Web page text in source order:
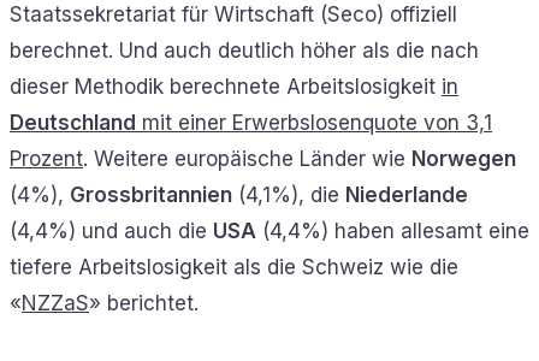
Staatssekretariat für Wirtschaft (Seco) offiziell
berechnet. Und auch deutlich höher als die nach
dieser Methodik berechnete Arbeitslosigkeit in
Deutschland mit einer Erwerbslosenquote von 3,1
Prozent. Weitere europäische Länder wie Norwegen
(4%), Grossbritannien (4,1%), die Niederlande
(4,4%) und auch die USA (4,4%) haben allesamt eine
tiefere Arbeitslosigkeit als die Schweiz wie die
«NZZaS» berichtet.